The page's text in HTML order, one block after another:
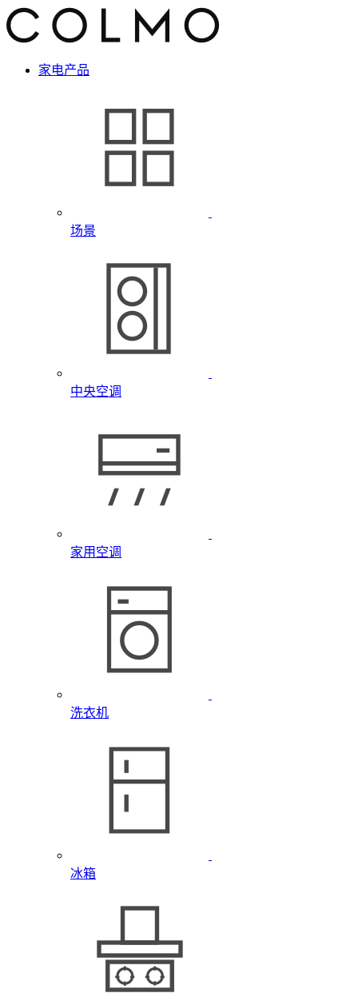
家电产品
场景
中央空调
家用空调
洗衣机
冰箱